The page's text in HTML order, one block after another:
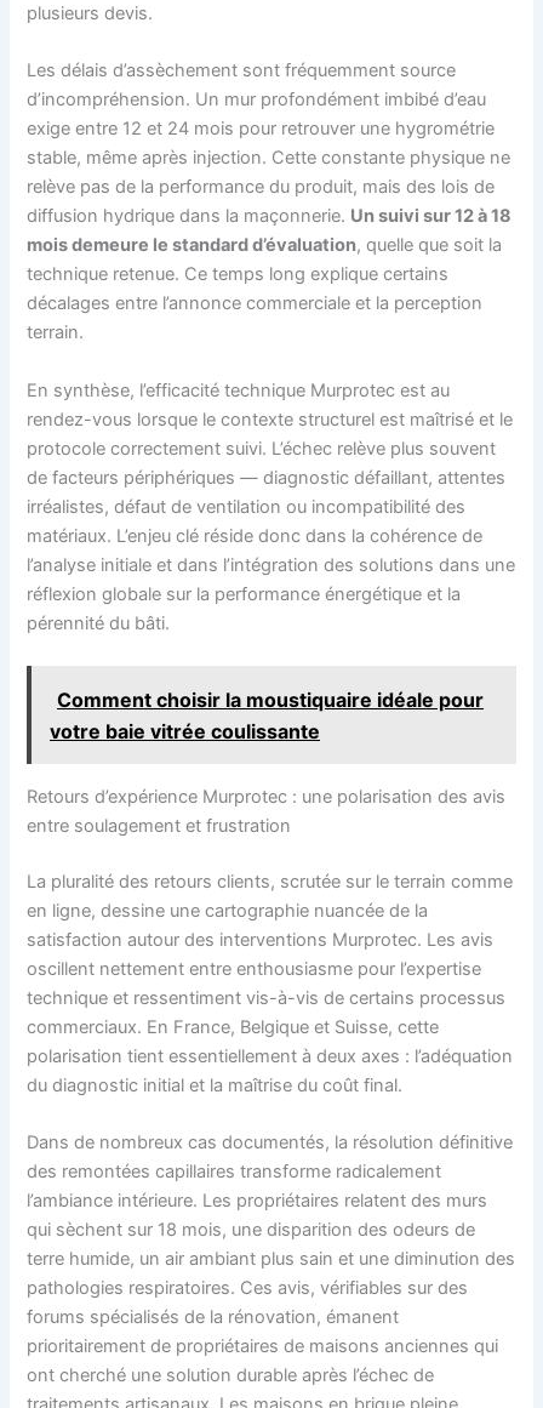
plusieurs devis.
Les délais d’assèchement sont fréquemment source
d’incompréhension. Un mur profondément imbibé d’eau
exige entre 12 et 24 mois pour retrouver une hygrométrie
stable, même après injection. Cette constante physique ne
relève pas de la performance du produit, mais des lois de
diffusion hydrique dans la maçonnerie. Un suivi sur 12 à 18
mois demeure le standard d’évaluation, quelle que soit la
technique retenue. Ce temps long explique certains
décalages entre l’annonce commerciale et la perception
terrain.
En synthèse, l’efficacité technique Murprotec est au
rendez-vous lorsque le contexte structurel est maîtrisé et le
protocole correctement suivi. L’échec relève plus souvent
de facteurs périphériques — diagnostic défaillant, attentes
irréalistes, défaut de ventilation ou incompatibilité des
matériaux. L’enjeu clé réside donc dans la cohérence de
l’analyse initiale et dans l’intégration des solutions dans une
réflexion globale sur la performance énergétique et la
pérennité du bâti.
Comment choisir la moustiquaire idéale pour
votre baie vitrée coulissante
Retours d’expérience Murprotec : une polarisation des avis
entre soulagement et frustration
La pluralité des retours clients, scrutée sur le terrain comme
en ligne, dessine une cartographie nuancée de la
satisfaction autour des interventions Murprotec. Les avis
oscillent nettement entre enthousiasme pour l’expertise
technique et ressentiment vis-à-vis de certains processus
commerciaux. En France, Belgique et Suisse, cette
polarisation tient essentiellement à deux axes : l’adéquation
du diagnostic initial et la maîtrise du coût final.
Dans de nombreux cas documentés, la résolution définitive
des remontées capillaires transforme radicalement
l’ambiance intérieure. Les propriétaires relatent des murs
qui sèchent sur 18 mois, une disparition des odeurs de
terre humide, un air ambiant plus sain et une diminution des
pathologies respiratoires. Ces avis, vérifiables sur des
forums spécialisés de la rénovation, émanent
prioritairement de propriétaires de maisons anciennes qui
ont cherché une solution durable après l’échec de